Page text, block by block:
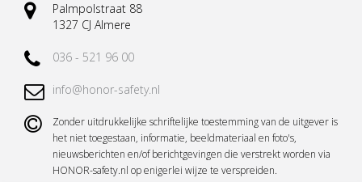
Palmpolstraat 88
1327 CJ Almere
036 - 521 96 00
info@honor-safety.nl
Zonder uitdrukkelijke schriftelijke toestemming van de uitgever is
het niet toegestaan, informatie, beeldmateriaal en foto's,
nieuwsberichten en/of berichtgevingen die verstrekt worden via
HONOR-safety.nl op enigerlei wijze te verspreiden.